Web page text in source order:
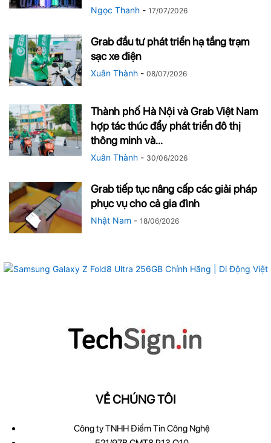
Ngọc Thanh - 17/07/2026
Grab đầu tư phát triển hạ tầng trạm
sạc xe điện
Xuân Thành - 08/07/2026
Thành phố Hà Nội và Grab Việt Nam
hợp tác thúc đẩy phát triển đô thị
thông minh và...
Xuân Thành - 30/06/2026
Grab tiếp tục nâng cấp các giải pháp
phục vụ cho cả gia đình
Nhật Nam - 18/06/2026
VỀ CHÚNG TÔI
Công ty TNHH Điểm Tin Công Nghệ